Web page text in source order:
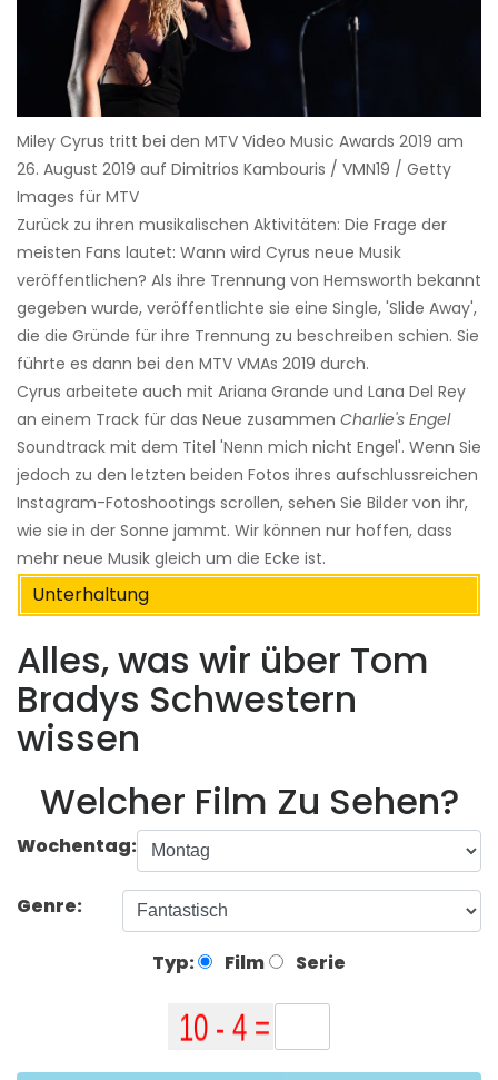
Miley Cyrus tritt bei den MTV Video Music Awards 2019 am
26. August 2019 auf Dimitrios Kambouris / VMN19 / Getty
Images für MTV
Zurück zu ihren musikalischen Aktivitäten: Die Frage der
meisten Fans lautet: Wann wird Cyrus neue Musik
veröffentlichen? Als ihre Trennung von Hemsworth bekannt
gegeben wurde, veröffentlichte sie eine Single, 'Slide Away',
die die Gründe für ihre Trennung zu beschreiben schien. Sie
führte es dann bei den MTV VMAs 2019 durch.
Cyrus arbeitete auch mit Ariana Grande und Lana Del Rey
an einem Track für das Neue zusammen Charlie's Engel
Soundtrack mit dem Titel 'Nenn mich nicht Engel'. Wenn Sie
jedoch zu den letzten beiden Fotos ihres aufschlussreichen
Instagram-Fotoshootings scrollen, sehen Sie Bilder von ihr,
wie sie in der Sonne jammt. Wir können nur hoffen, dass
mehr neue Musik gleich um die Ecke ist.
Unterhaltung
Alles, was wir über Tom
Bradys Schwestern
wissen
Welcher Film Zu Sehen?
Wochentag:
Genre:
Typ: Film Serie